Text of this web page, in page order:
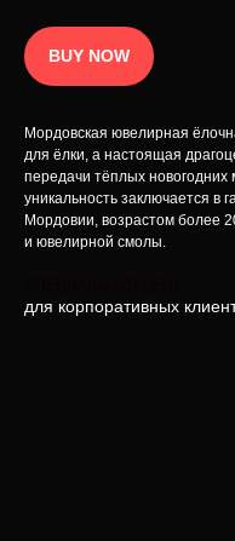
BUY NOW
Мордовская ювелирная
для ёлки, а настоящая
передачи тёплых
уникальность заключается в
Мордовии, возрастом более
и ювелирной смолы.
для корпоративных